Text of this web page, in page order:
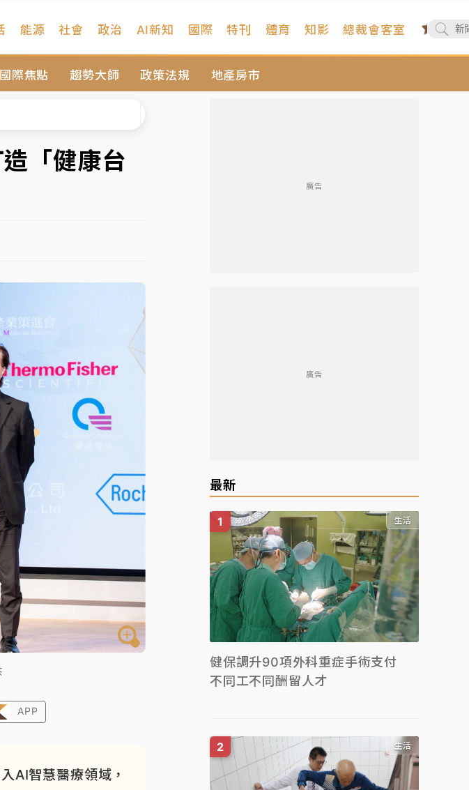
國際焦點 趨勢大師 政策法規 地產房市
能源 社會 政治 AI新知 國際 特刊 體育 知影 總裁會客室
車
文成關鍵
車
文成關鍵
「健康台
APP
AI智慧醫療領域，
廣告
廣告
最新
生活
健保調升90項外科重症手術支付
不同工不同酬留人才
生活